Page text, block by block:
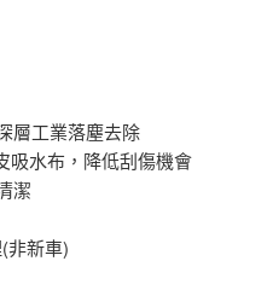
層工業落塵去除
吸水布，降低刮傷機會
潔
非新車)